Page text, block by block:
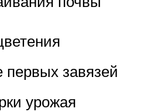
первых завязей
урожая